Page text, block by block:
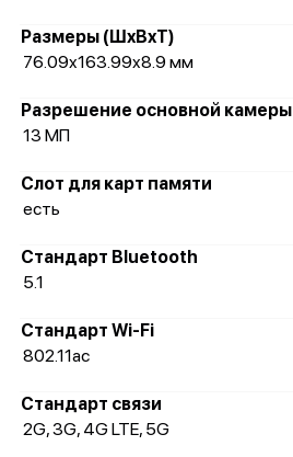
Размеры (ШxВxТ)
76.09x163.99x8.9 мм
Разрешение основной камеры
13 МП
Слот для карт памяти
есть
Стандарт Bluetooth
5.1
Стандарт Wi-Fi
802.11ac
Стандарт связи
2G, 3G, 4G LTE, 5G